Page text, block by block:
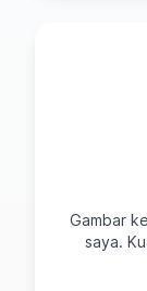
Gambar
saya.